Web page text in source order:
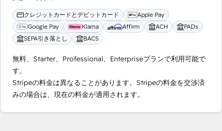
クレジットカードとデビットカード
Apple Pay
Google Pay
Klarna Affirm ACH
PADs
SEPA引き落とし
BACS
無料、Starter、Professional、Enterpriseプランで利用可能で
す。
Stripeの料金は異なることがあります。Stripeの料金を交渉済
みの場合は、現在の料金が適用されます。